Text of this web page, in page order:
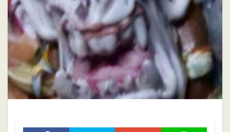
ホブゴブリン
ミニチュアペイント
リザードマン
ヴァンパイアカウント
初心者
初心者向け 大会
振り返り
攻略ガイド
攻略情報 自作PC 雑記
検索